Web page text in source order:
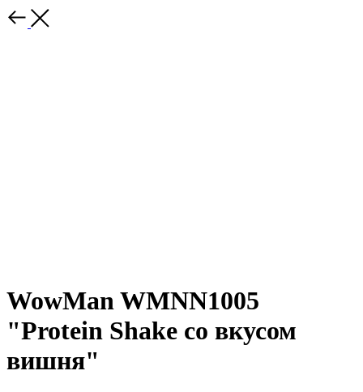
WowMan WMNN1005
"Protein Shake со вкусом
вишня"